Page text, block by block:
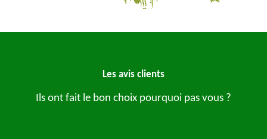
Les avis clients
Ils ont fait le bon choix pourquoi pas vous ?